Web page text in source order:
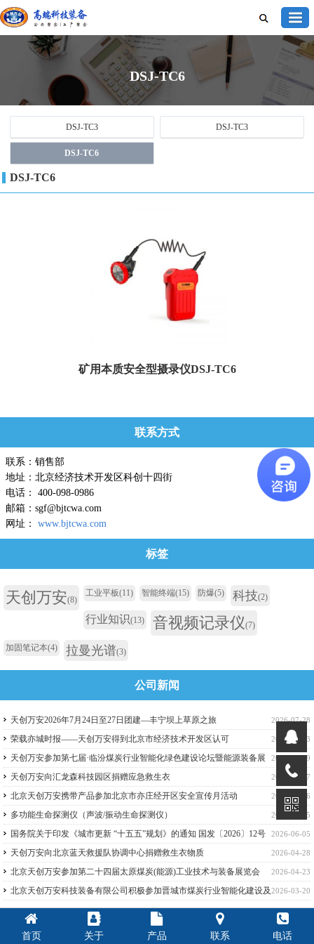
DSJ-TC6
DSJ-TC3 DSJ-TC3
DSJ-TC6
DSJ-TC6
矿用本质安全型摄录仪DSJ-TC6
能记录仪，主要适用于黑暗...
联系方式
联系：销售部
地址：北京经济技术开发区科创十四街
电话： 400-098-0986
邮箱：sgf@bjtcwa.com
网址： www.bjtcwa.com
标签
天创万安(8)
工业平板(11) 智能终端(15) 防爆(5) 科技(2)
行业知识(13) 音视频记录仪(7)
加固笔记本(4) 拉曼光谱(3)
公司新闻
2026-07-28
天创万安2026年7月24日至27日团建—丰宁坝上草原之旅
2026-07-13
荣载亦城时报——天创万安得到北京市经济技术开发区认可
2026-06-29
天创万安参加第七届·临汾煤炭行业智能化绿色建设论坛暨能源装备展
览会
2026-06-17
天创万安向汇龙森科技园区捐赠应急救生衣
2026-06-16
北京天创万安携带产品参加北京市亦庄经开区安全宣传月活动
2026-06-15
多功能生命探测仪（声波/振动生命探测仪）
2026-06-05
国务院关于印发《城市更新 “十五五”规划》的通知 国发〔2026〕12号
2026-04-28
天创万安向北京蓝天救援队协调中心捐赠救生衣物质
2026-04-23
北京天创万安参加第二十四届太原煤炭(能源)工业技术与装备展览会
2026-03-20
北京天创万安科技装备有限公司积极参加晋城市煤炭行业智能化建设及
绿色开采论坛暨技术交流活动
首页 关于 产品 联系 电话